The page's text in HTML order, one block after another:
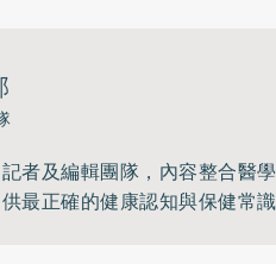
者及編輯團隊，內容整合醫
最正確的健康認知與保健常識